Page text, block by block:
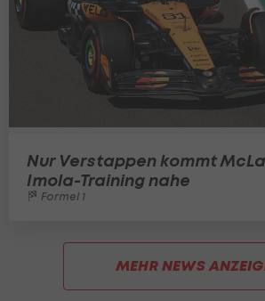
Nur Verstappen kommt
Imola-Training nahe
Formel 1
MEHR NEWS